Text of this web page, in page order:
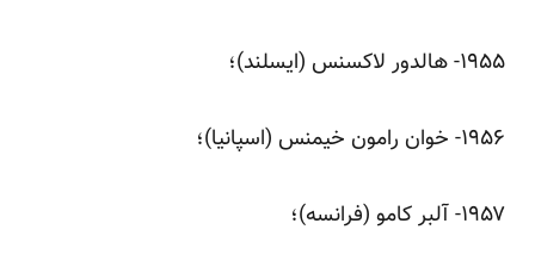
‌۱۹۵۵- هالدور لاکسنس (ایسلند)؛
‌۱۹۵۶- خوان رامون خیمنس (اسپانیا)؛
‌۱۹۵۷- آلبر کامو (فرانسه)؛